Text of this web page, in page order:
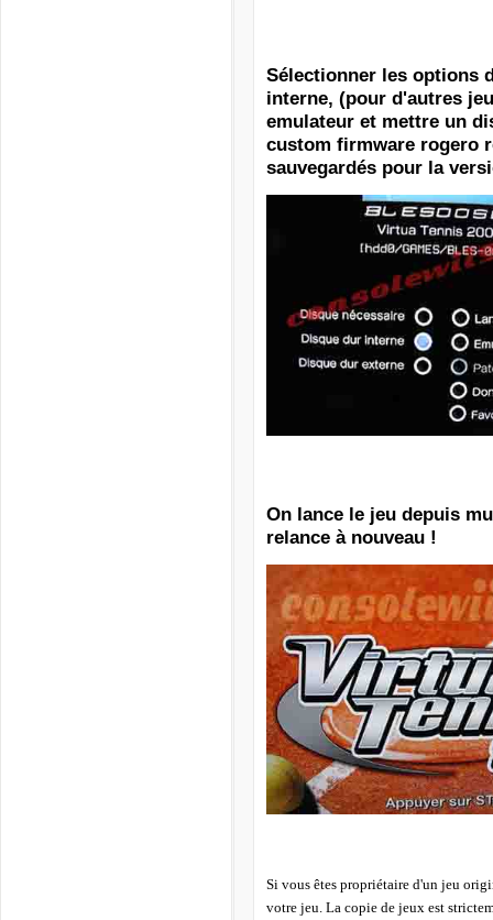
Sélectionner les options
interne, (pour d'autres
emulateur et mettre un
custom firmware rogero
sauvegardés pour la
On lance le jeu depuis
relance à nouveau !
Si vous êtes propriétaire d'un jeu
votre jeu. La copie de jeux est